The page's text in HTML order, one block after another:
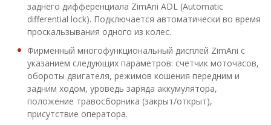
заднего дифференциала ZimAni ADL (Automatic
differential lock). Подключается автоматически во время
проскальзывания одного из колес.
Фирменный многофункциональный дисплей ZimAni с
указанием следующих параметров: счетчик моточасов,
обороты двигателя, режимов кошения передним и
задним ходом, уроведь заряда аккумулятора,
положение травосборника (закрыт/открыт),
присутствие оператора.